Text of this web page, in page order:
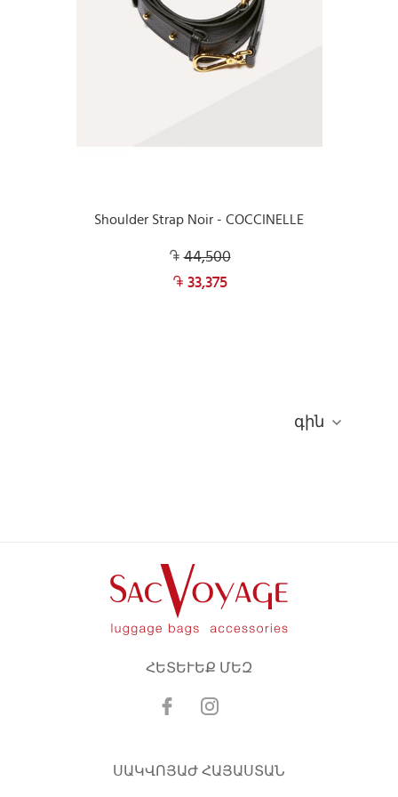
Shoulder Strap Noir - COCCINELLE
44,500
33,375
գին
ՀԵՏԵՒԵՔ ՄԵԶ
ՍԱԿՎՈՅԱԺ ՀԱՅԱՍՏԱՆ